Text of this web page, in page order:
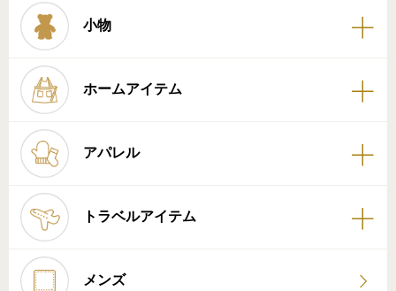
小物
ホームアイテム
アパレル
トラベルアイテム
メンズ